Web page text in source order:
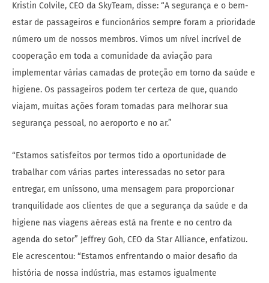
Kristin Colvile, CEO da SkyTeam, disse: “A segurança e o bem-
estar de passageiros e funcionários sempre foram a prioridade
número um de nossos membros. Vimos um nível incrível de
cooperação em toda a comunidade da aviação para
implementar várias camadas de proteção em torno da saúde e
higiene. Os passageiros podem ter certeza de que, quando
viajam, muitas ações foram tomadas para melhorar sua
segurança pessoal, no aeroporto e no ar.”
“Estamos satisfeitos por termos tido a oportunidade de
trabalhar com várias partes interessadas no setor para
entregar, em uníssono, uma mensagem para proporcionar
tranquilidade aos clientes de que a segurança da saúde e da
higiene nas viagens aéreas está na frente e no centro da
agenda do setor” Jeffrey Goh, CEO da Star Alliance, enfatizou.
Ele acrescentou: “Estamos enfrentando o maior desafio da
história de nossa indústria, mas estamos igualmente